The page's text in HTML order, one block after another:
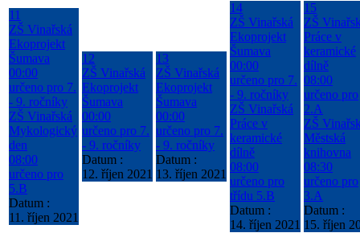
11
ZŠ Vinařská
Ekoprojekt
Šumava
00:00
určeno pro 7.
- 9. ročníky
ZŠ Vinařská
Mykologický
den
08:00
určeno pro
5.B
Datum :
11. říjen 2021
12
ZŠ Vinařská
Ekoprojekt
Šumava
00:00
určeno pro 7.
- 9. ročníky
Datum :
12. říjen 2021
13
ZŠ Vinařská
Ekoprojekt
Šumava
00:00
určeno pro 7.
- 9. ročníky
Datum :
13. říjen 2021
14
ZŠ Vinařská
Ekoprojekt
Šumava
00:00
určeno pro 7.
- 9. ročníky
ZŠ Vinařská
Práce v
keramické
dílně
08:00
určeno pro
třídu 5.B
Datum :
14. říjen 2021
15
ZŠ
Práce v
keramické
dílně
08:00
určeno pro
2.A
ZŠ
Městská
knihovna
08:30
určeno pro
3.A
Datum :
15. říjen